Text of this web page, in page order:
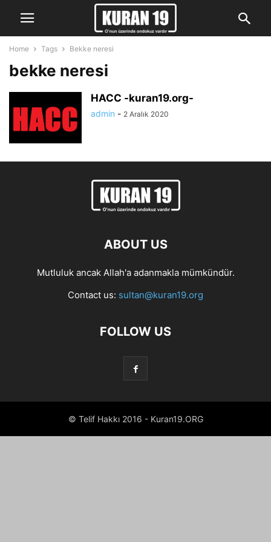
Home Tags Bekke neresi
bekke neresi
HACC -kuran19.org-
admin - 2 Aralık 2020
ABOUT US
Mutluluk ancak Allah'a adanmakla mümkündür.
Contact us: sultan@kuran19.org
FOLLOW US
© Telif Hakkı 2016 - Kuran19.ORG